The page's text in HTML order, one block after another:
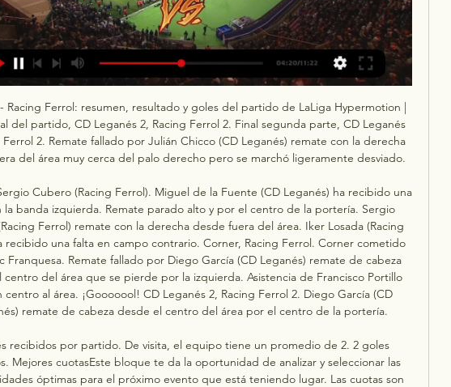
Racing Ferrol: resumen, resultado y goles del partido de LaLiga Hypermotion |
del partido, CD Leganés 2, Racing Ferrol 2. Final segunda parte, CD Leganés
Ferrol 2. Remate fallado por Julián Chicco (CD Leganés) remate con la derecha
del área muy cerca del palo derecho pero se marchó ligeramente desviado.
Cubero (Racing Ferrol). Miguel de la Fuente (CD Leganés) ha recibido una
la banda izquierda. Remate parado alto y por el centro de la portería. Sergio
Ferrol) remate con la derecha desde fuera del área. Iker Losada (Racing
recibido una falta en campo contrario. Corner, Racing Ferrol. Corner cometido
Franquesa. Remate fallado por Diego García (CD Leganés) remate de cabeza
centro del área que se pierde por la izquierda. Asistencia de Francisco Portillo
centro al área. ¡Gooooool! CD Leganés 2, Racing Ferrol 2. Diego García (CD
remate de cabeza desde el centro del área por el centro de la portería.
recibidos por partido. De visita, el equipo tiene un promedio de 2. 2 goles
Mejores cuotasEste bloque te da la oportunidad de analizar y seleccionar las
óptimas para el próximo evento que está teniendo lugar. Las cuotas son